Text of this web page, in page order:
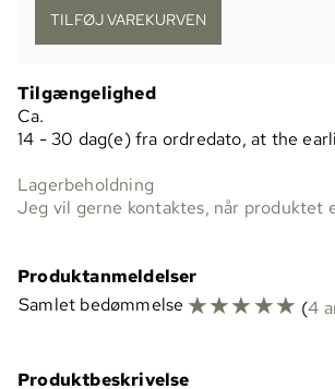
Tilgængelighed
Ca.
14 - 30 dag(e) fra ordredato, at the
Lagerbeholdning
Jeg vil gerne kontaktes, når produktet
Produktanmeldelser
Samlet bedømmelse ☆☆☆☆☆ (4
Produktbeskrivelse